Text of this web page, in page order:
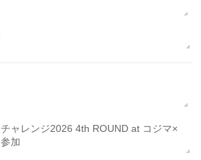
ャレンジ2026 4th ROUND at コジマ×
加